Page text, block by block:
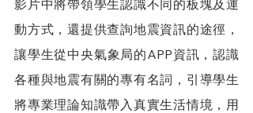
影片中將帶領學生認識不同的板塊及運
動方式，還提供查詢地震資訊的途徑，
讓學生從中央氣象局的APP資訊，認識
各種與地震有關的專有名詞，引導學生
將專業理論知識帶入真實生活情境，用